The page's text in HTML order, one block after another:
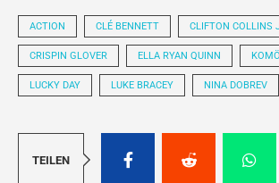
ACTION CLÉ BENNETT CLIFTON COLLINS
CRISPIN GLOVER ELLA RYAN QUINN
LUCKY DAY LUKE BRACEY NINA DOBREV
TEILEN